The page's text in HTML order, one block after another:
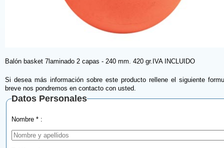
Balón basket 7laminado 2 capas - 240 mm. 420 gr.IVA INCLUIDO
Si desea más información sobre este producto rellene el siguiente
breve nos pondremos en contacto con usted.
Datos Personales
Nombre * :